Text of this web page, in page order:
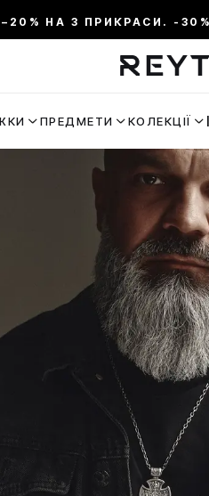
НА 3 ПРИКРАСИ. -
ПРЕДМЕТИ КОЛЕКЦІЇ